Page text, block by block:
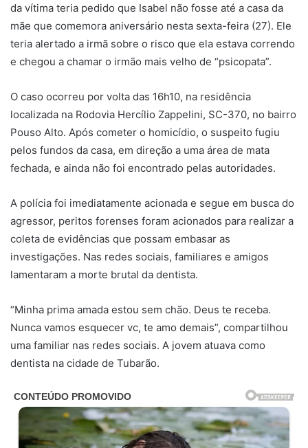
da vítima teria pedido que Isabel não fosse até a casa da
mãe que comemora aniversário nesta sexta-feira (27). Ele
teria alertado a irmã sobre o risco que ela estava correndo
e chegou a chamar o irmão mais velho de “psicopata”.
O caso ocorreu por volta das 16h10, na residência
localizada na Rodovia Hercílio Zappelini, SC-370, no bairro
Pouso Alto. Após cometer o homicídio, o suspeito fugiu
pelos fundos da casa, em direção a uma área de mata
fechada, e ainda não foi encontrado pelas autoridades.
A polícia foi imediatamente acionada e segue em busca do
agressor, peritos forenses foram acionados para realizar a
coleta de evidências que possam embasar as
investigações. Nas redes sociais, familiares e amigos
lamentaram a morte brutal da dentista.
“Minha prima amada estou sem chão. Deus te receba.
Nunca vamos esquecer vc, te amo demais”, compartilhou
uma familiar nas redes sociais. A jovem atuava como
dentista na cidade de Tubarão.